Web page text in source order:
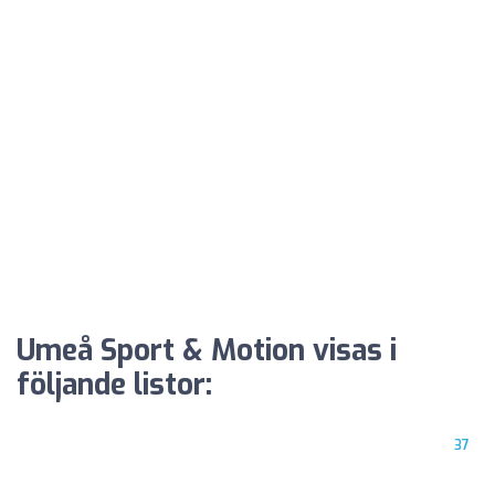
Umeå Sport & Motion visas i
följande listor:
37